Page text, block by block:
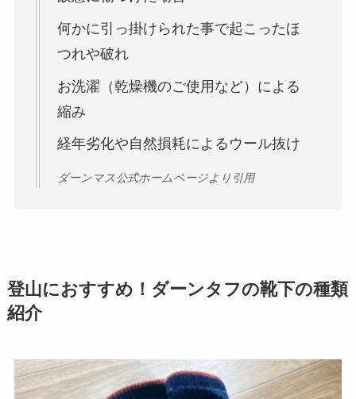
何かに引っ掛けられた事で起こったほ
つれや破れ
お洗濯（乾燥機のご使用など）による
縮み
経年劣化や自然損耗によるウール抜け
ダーンマス公式ホームページより引用
登山におすすめ！ダーンタフの靴下の種類
紹介